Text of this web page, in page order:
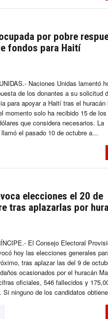
por pobre
fondos para Haití
Naciones Unidas lamentó
de los donantes a su solicitud
para apoyar a Haití tras el huracán
momento solo ha recibido 15 de
que considera necesarios. La
el pasado 10 de octubre a...
elecciones el 20 de
tras aplazarlas por
El Consejo Electoral
hoy las elecciones generales
tras aplazar las del 9 de
ocasionados por el huracán
oficiales, 546 fallecidos y
Si ninguno de los candidatos